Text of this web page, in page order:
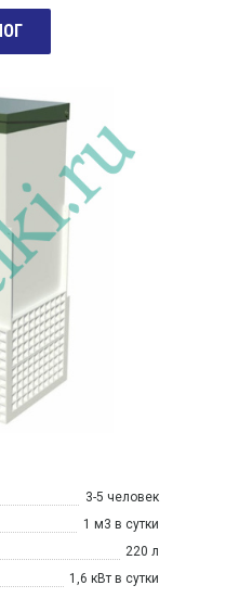
3-5 человек
1 м3 в сутки
220 л
1,6 кВт в сутки